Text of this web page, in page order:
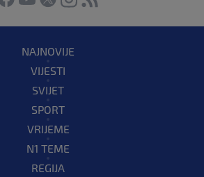
NAJNOVIJE
VIJESTI
SVIJET
SPORT
VRIJEME
N1 TEME
REGIJA